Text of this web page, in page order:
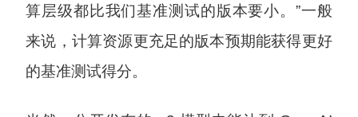
算层级都比我们基准测试的版本要小。”一般
来说，计算资源更充足的版本预期能获得更好
的基准测试得分。